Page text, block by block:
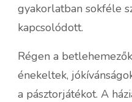
gyakorlatban sokféle
kapcsolódott.
Régen a
énekeltek,
a pásztorjátékot. A